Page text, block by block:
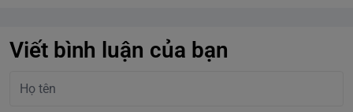
Viết bình luận của bạn